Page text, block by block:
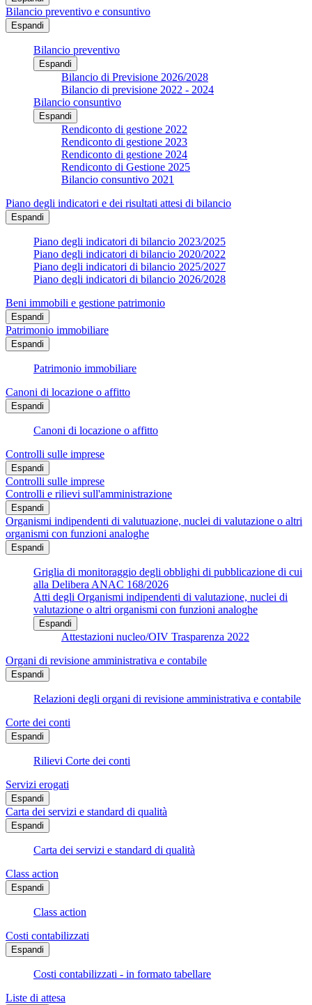
Bilancio preventivo e consuntivo
Espandi
Bilancio preventivo
Espandi
Bilancio di Previsione 2026/2028
Bilancio di previsione 2022 - 2024
Bilancio consuntivo
Espandi
Rendiconto di gestione 2022
Rendiconto di gestione 2023
Rendiconto di gestione 2024
Rendiconto di Gestione 2025
Bilancio consuntivo 2021
Piano degli indicatori e dei risultati attesi di bilancio
Espandi
Piano degli indicatori di bilancio 2023/2025
Piano degli indicatori di bilancio 2020/2022
Piano degli indicatori di bilancio 2025/2027
Piano degli indicatori di bilancio 2026/2028
Beni immobili e gestione patrimonio
Espandi
Patrimonio immobiliare
Espandi
Patrimonio immobiliare
Canoni di locazione o affitto
Espandi
Canoni di locazione o affitto
Controlli sulle imprese
Espandi
Controlli sulle imprese
Controlli e rilievi sull'amministrazione
Espandi
Organismi indipendenti di valutuazione, nuclei di valutazione o altri
organismi con funzioni analoghe
Espandi
Griglia di monitoraggio degli obblighi di pubblicazione di cui
alla Delibera ANAC 168/2026
Atti degli Organismi indipendenti di valutazione, nuclei di
valutazione o altri organismi con funzioni analoghe
Espandi
Attestazioni nucleo/OIV Trasparenza 2022
Organi di revisione amministrativa e contabile
Espandi
Relazioni degli organi di revisione amministrativa e contabile
Corte dei conti
Espandi
Rilievi Corte dei conti
Servizi erogati
Espandi
Carta dei servizi e standard di qualità
Espandi
Carta dei servizi e standard di qualità
Class action
Espandi
Class action
Costi contabilizzati
Espandi
Costi contabilizzati - in formato tabellare
Liste di attesa